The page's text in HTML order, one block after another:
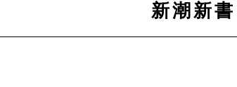
新潮新